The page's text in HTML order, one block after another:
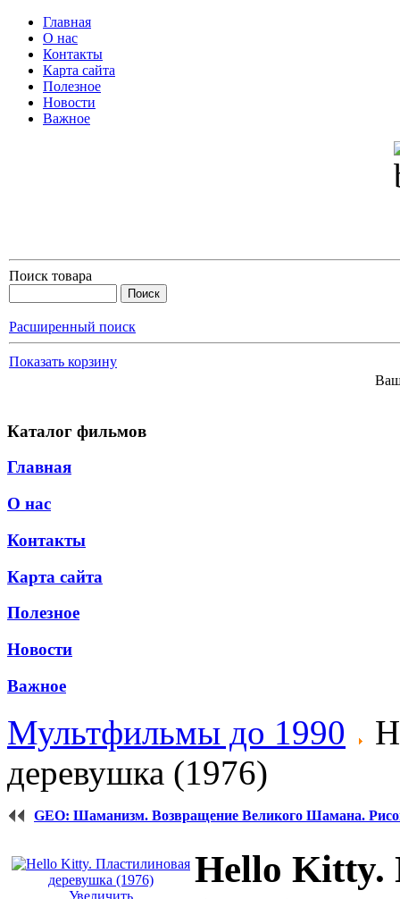
Главная
О нас
Контакты
Карта сайта
Полезное
Новости
Важное
Поиск товара
Расширенный поиск
Показать корзину
Каталог фильмов
Главная
О нас
Контакты
Карта сайта
Полезное
Новости
Важное
Мультфильмы до 1990
деревушка (1976)
GEO: Шаманизм. Возвращение Великого Шамана.
Hello Kitty.